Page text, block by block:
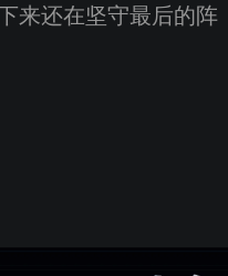
来还在坚守最后的阵